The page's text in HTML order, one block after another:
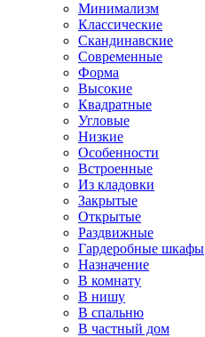
Минимализм
Классические
Скандинавские
Современные
Форма
Высокие
Квадратные
Угловые
Низкие
Особенности
Встроенные
Из кладовки
Закрытые
Открытые
Раздвижные
Гардеробные шкафы
Назначение
В комнату
В нишу
В спальню
В частный дом